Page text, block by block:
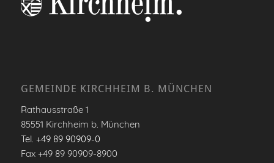
GEMEINDE KIRCHHEIM B. MÜNCHEN
Rathausstraße 1
85551 Kirchheim b. München
Tel. +49 89 90909-0
Fax +49 89 90909-8900